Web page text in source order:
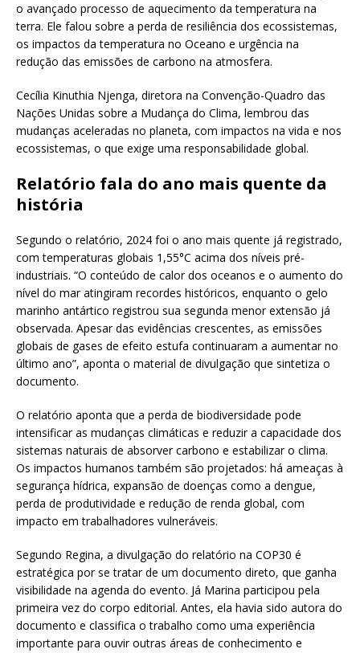
o avançado processo de aquecimento da temperatura na
terra. Ele falou sobre a perda de resiliência dos ecossistemas,
os impactos da temperatura no Oceano e urgência na
redução das emissões de carbono na atmosfera.
Cecília Kinuthia Njenga, diretora na Convenção-Quadro das
Nações Unidas sobre a Mudança do Clima, lembrou das
mudanças aceleradas no planeta, com impactos na vida e nos
ecossistemas, o que exige uma responsabilidade global.
Relatório fala do ano mais quente da
história
Segundo o relatório, 2024 foi o ano mais quente já registrado,
com temperaturas globais 1,55°C acima dos níveis pré-
industriais. “O conteúdo de calor dos oceanos e o aumento do
nível do mar atingiram recordes históricos, enquanto o gelo
marinho antártico registrou sua segunda menor extensão já
observada. Apesar das evidências crescentes, as emissões
globais de gases de efeito estufa continuaram a aumentar no
último ano”, aponta o material de divulgação que sintetiza o
documento.
O relatório aponta que a perda de biodiversidade pode
intensificar as mudanças climáticas e reduzir a capacidade dos
sistemas naturais de absorver carbono e estabilizar o clima.
Os impactos humanos também são projetados: há ameaças à
segurança hídrica, expansão de doenças como a dengue,
perda de produtividade e redução de renda global, com
impacto em trabalhadores vulneráveis.
Segundo Regina, a divulgação do relatório na COP30 é
estratégica por se tratar de um documento direto, que ganha
visibilidade na agenda do evento. Já Marina participou pela
primeira vez do corpo editorial. Antes, ela havia sido autora do
documento e classifica o trabalho como uma experiência
importante para ouvir outras áreas de conhecimento e